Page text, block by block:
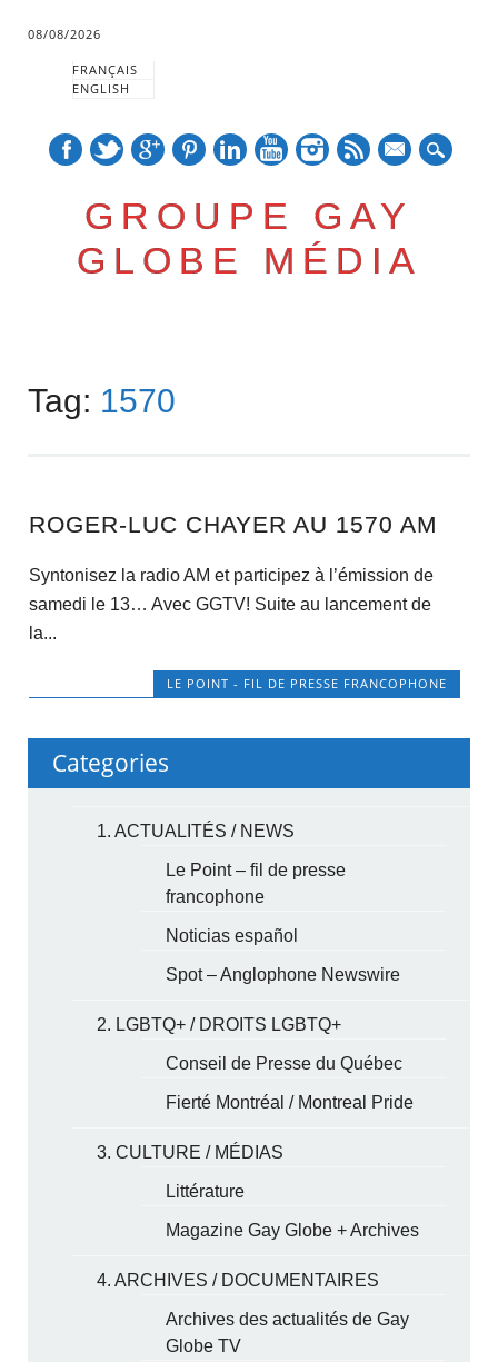
08/08/2026
FRANÇAIS
ENGLISH
GROUPE GAY
GLOBE MÉDIA
Main menu
content
Tag: 1570
ROGER-LUC CHAYER AU 1570 AM
Syntonisez la radio AM et participez à l’émission de
samedi le 13… Avec GGTV! Suite au lancement de
la...
LE POINT - FIL DE PRESSE FRANCOPHONE
Categories
1. ACTUALITÉS / NEWS
Le Point – fil de presse
francophone
Noticias español
Spot – Anglophone Newswire
2. LGBTQ+ / DROITS LGBTQ+
Conseil de Presse du Québec
Fierté Montréal / Montreal Pride
3. CULTURE / MÉDIAS
Littérature
Magazine Gay Globe + Archives
4. ARCHIVES / DOCUMENTAIRES
Archives des actualités de Gay
Globe TV